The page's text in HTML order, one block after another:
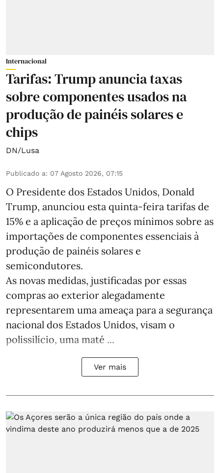
Internacional
Tarifas: Trump anuncia taxas
sobre componentes usados na
produção de painéis solares e
chips
DN/Lusa
Publicado a: 07 Agosto 2026, 07:15
O Presidente dos Estados Unidos, Donald
Trump, anunciou esta quinta-feira tarifas de
15% e a aplicação de preços mínimos sobre as
importações de componentes essenciais à
produção de painéis solares e
semicondutores.
As novas medidas, justificadas por essas
compras ao exterior alegadamente
representarem uma ameaça para a segurança
nacional dos Estados Unidos, visam o
polissilício, uma maté ...
Ver mais